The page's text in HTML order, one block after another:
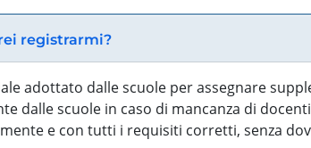
registrarmi?
adottato dalle scuole per assegnare
dalle scuole in caso di mancanza di
e con tutti i requisiti corretti, senza